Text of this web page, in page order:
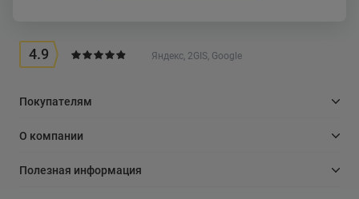
4.9 Яндекс, 2GIS, Google
Покупателям
О компании
Полезная информация